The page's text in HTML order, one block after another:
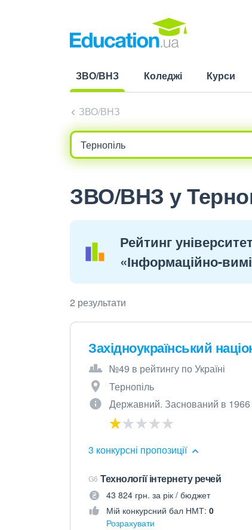
ЗВО/ВНЗ
Коледжі Курси
ЗВО/ВНЗ
ЗВО/ВНЗ у
Рейтинг
«Інформаційно-
2 результати
Західноукраїнський
№49 в рейтингу по Україні
Тернопіль
Державний. Заснований в 1966
3 конкурсні пропозиції
G6 Технології інтернету речей
43 824 грн. за рік / бюджет
Мій конкурсний бал НМТ: 0
Розрахувати